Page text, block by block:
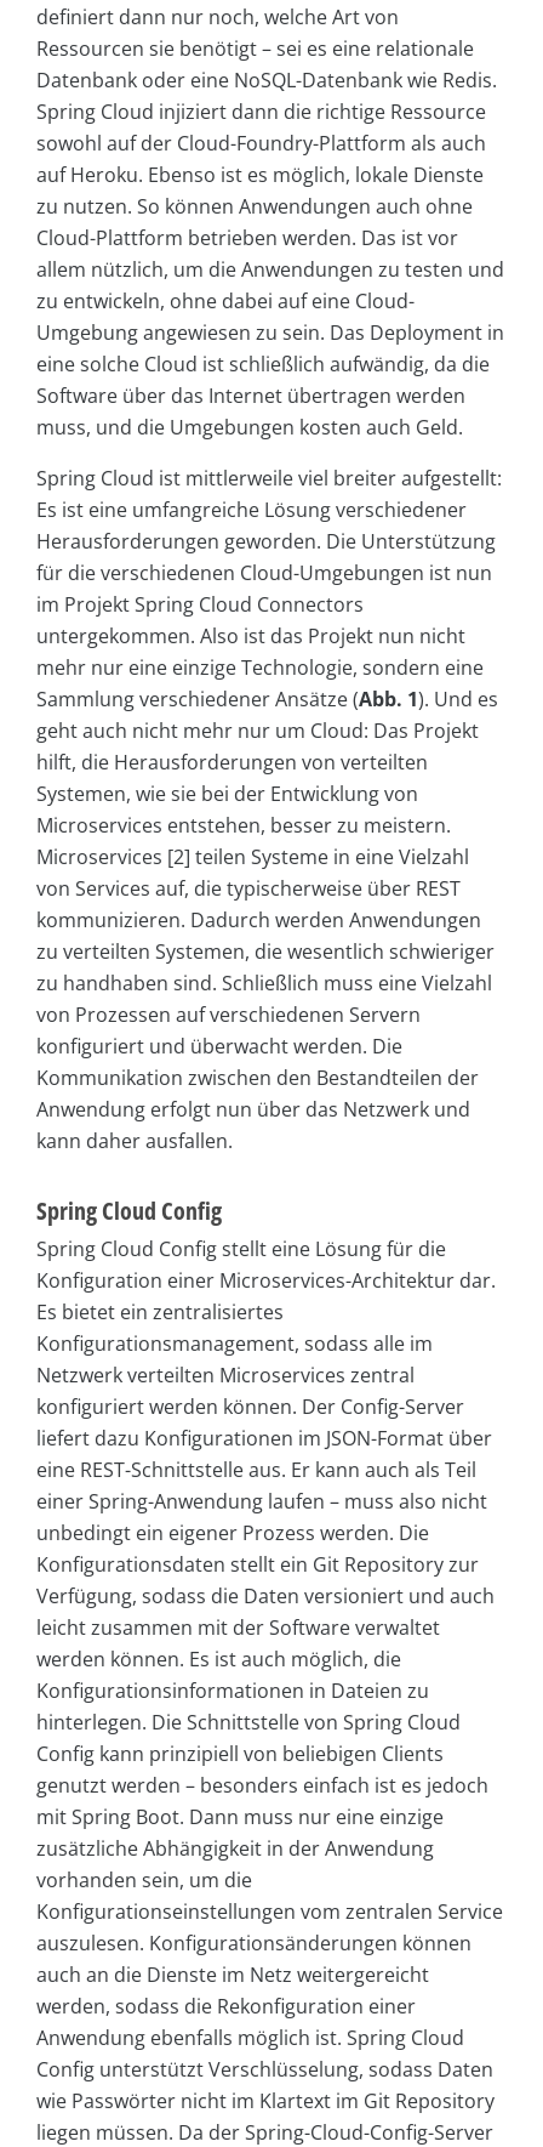
definiert dann nur noch, welche Art von
Ressourcen sie benötigt – sei es eine relationale
Datenbank oder eine NoSQL-Datenbank wie Redis.
Spring Cloud injiziert dann die richtige Ressource
sowohl auf der Cloud-Foundry-Plattform als auch
auf Heroku. Ebenso ist es möglich, lokale Dienste
zu nutzen. So können Anwendungen auch ohne
Cloud-Plattform betrieben werden. Das ist vor
allem nützlich, um die Anwendungen zu testen und
zu entwickeln, ohne dabei auf eine Cloud-
Umgebung angewiesen zu sein. Das Deployment in
eine solche Cloud ist schließlich aufwändig, da die
Software über das Internet übertragen werden
muss, und die Umgebungen kosten auch Geld.
Spring Cloud ist mittlerweile viel breiter aufgestellt:
Es ist eine umfangreiche Lösung verschiedener
Herausforderungen geworden. Die Unterstützung
für die verschiedenen Cloud-Umgebungen ist nun
im Projekt Spring Cloud Connectors
untergekommen. Also ist das Projekt nun nicht
mehr nur eine einzige Technologie, sondern eine
Sammlung verschiedener Ansätze (Abb. 1). Und es
geht auch nicht mehr nur um Cloud: Das Projekt
hilft, die Herausforderungen von verteilten
Systemen, wie sie bei der Entwicklung von
Microservices entstehen, besser zu meistern.
Microservices [2] teilen Systeme in eine Vielzahl
von Services auf, die typischerweise über REST
kommunizieren. Dadurch werden Anwendungen
zu verteilten Systemen, die wesentlich schwieriger
zu handhaben sind. Schließlich muss eine Vielzahl
von Prozessen auf verschiedenen Servern
konfiguriert und überwacht werden. Die
Kommunikation zwischen den Bestandteilen der
Anwendung erfolgt nun über das Netzwerk und
kann daher ausfallen.
Spring Cloud Config
Spring Cloud Config stellt eine Lösung für die
Konfiguration einer Microservices-Architektur dar.
Es bietet ein zentralisiertes
Konfigurationsmanagement, sodass alle im
Netzwerk verteilten Microservices zentral
konfiguriert werden können. Der Config-Server
liefert dazu Konfigurationen im JSON-Format über
eine REST-Schnittstelle aus. Er kann auch als Teil
einer Spring-Anwendung laufen – muss also nicht
unbedingt ein eigener Prozess werden. Die
Konfigurationsdaten stellt ein Git Repository zur
Verfügung, sodass die Daten versioniert und auch
leicht zusammen mit der Software verwaltet
werden können. Es ist auch möglich, die
Konfigurationsinformationen in Dateien zu
hinterlegen. Die Schnittstelle von Spring Cloud
Config kann prinzipiell von beliebigen Clients
genutzt werden – besonders einfach ist es jedoch
mit Spring Boot. Dann muss nur eine einzige
zusätzliche Abhängigkeit in der Anwendung
vorhanden sein, um die
Konfigurationseinstellungen vom zentralen Service
auszulesen. Konfigurationsänderungen können
auch an die Dienste im Netz weitergereicht
werden, sodass die Rekonfiguration einer
Anwendung ebenfalls möglich ist. Spring Cloud
Config unterstützt Verschlüsselung, sodass Daten
wie Passwörter nicht im Klartext im Git Repository
liegen müssen. Da der Spring-Cloud-Config-Server